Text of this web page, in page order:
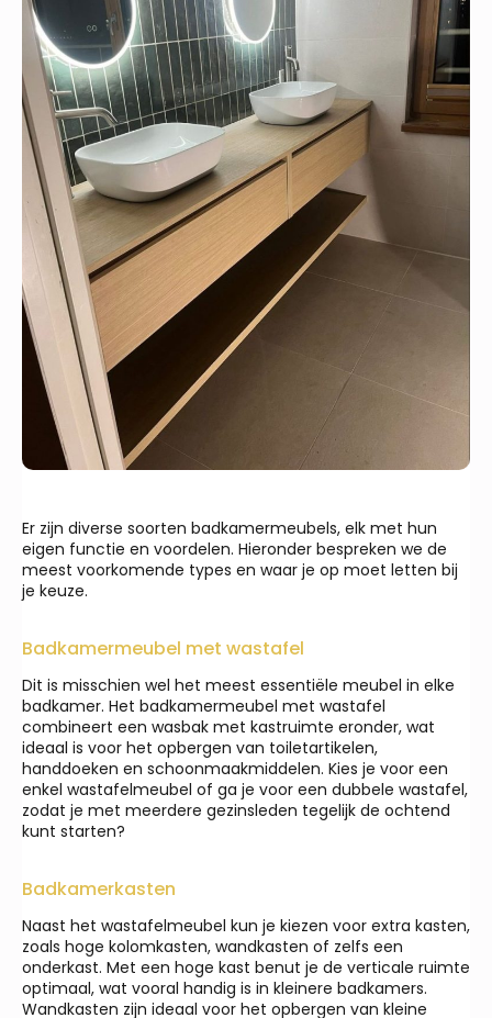
Er zijn diverse soorten badkamermeubels, elk met hun
eigen functie en voordelen. Hieronder bespreken we de
meest voorkomende types en waar je op moet letten bij
je keuze.
Badkamermeubel met wastafel
Dit is misschien wel het meest essentiële meubel in elke
badkamer. Het badkamermeubel met wastafel
combineert een wasbak met kastruimte eronder, wat
ideaal is voor het opbergen van toiletartikelen,
handdoeken en schoonmaakmiddelen. Kies je voor een
enkel wastafelmeubel of ga je voor een dubbele wastafel,
zodat je met meerdere gezinsleden tegelijk de ochtend
kunt starten?
Badkamerkasten
Naast het wastafelmeubel kun je kiezen voor extra kasten,
zoals hoge kolomkasten, wandkasten of zelfs een
onderkast. Met een hoge kast benut je de verticale ruimte
optimaal, wat vooral handig is in kleinere badkamers.
Wandkasten zijn ideaal voor het opbergen van kleine